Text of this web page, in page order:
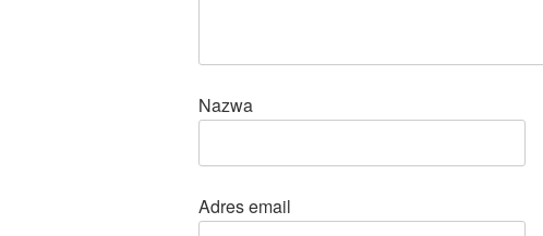
Nazwa
Adres email